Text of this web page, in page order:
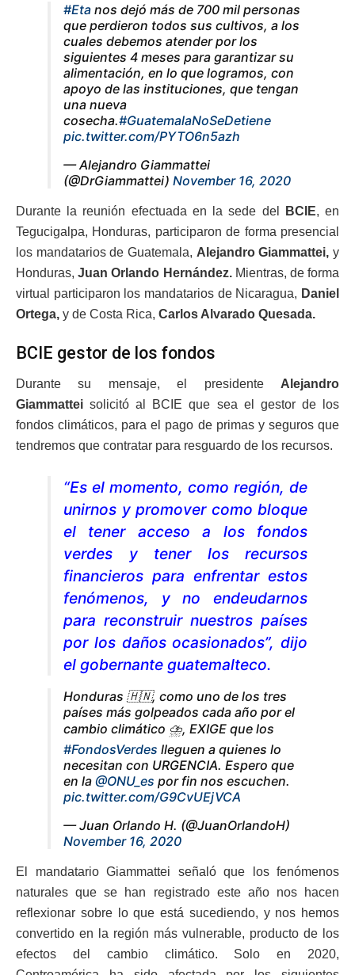
#Eta nos dejó más de 700 mil personas
que perdieron todos sus cultivos, a los
cuales debemos atender por los
siguientes 4 meses para garantizar su
alimentación, en lo que logramos, con
apoyo de las instituciones, que tengan
una nueva
cosecha.#GuatemalaNoSeDetiene
pic.twitter.com/PYTO6n5azh
— Alejandro Giammattei
(@DrGiammattei) November 16, 2020
Durante la reunión efectuada en la sede del BCIE, en
Tegucigalpa, Honduras, participaron de forma presencial
los mandatarios de Guatemala, Alejandro Giammattei, y
Honduras,Juan Orlando Hernández.Mientras, de forma
virtual participaron los mandatarios de Nicaragua, Daniel
Ortega, y de Costa Rica, Carlos Alvarado Quesada.
BCIE gestor de los fondos
Durante su mensaje, el presidente Alejandro
Giammattei solicitó al BCIE que sea el gestor de los
fondos climáticos, para el pago de primas y seguros que
tendremos que contratar para resguardo de los recursos.
“Es el momento, como región, de
unirnos y promover como bloque
el tener acceso a los fondos
verdes y tener los recursos
financieros para enfrentar estos
fenómenos, y no endeudarnos
para reconstruir nuestros países
por los daños ocasionados”, dijo
el gobernante guatemalteco.
Honduras 🇭🇳, como uno de los tres
países más golpeados cada año por el
cambio climático ⛈, EXIGE que los
#FondosVerdes lleguen a quienes lo
necesitan con URGENCIA. Espero que
en la @ONU_es por fin nos escuchen.
pic.twitter.com/G9CvUEjVCA
— Juan Orlando H. (@JuanOrlandoH)
November 16, 2020
El mandatario Giammattei señaló que los fenómenos
naturales que se han registrado este año nos hacen
reflexionar sobre lo que está sucediendo, y nos hemos
convertido en la región más vulnerable, producto de los
efectos del cambio climático. Solo en 2020,